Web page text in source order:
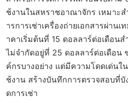
ช้งานในสหราชอาณาจักร เหมาะ
ารการเช่าเครื่องถ่ายเอกสารผ่านเ
าคาเริ่มต้นที่ 15 ดอลลาร์ต่อเดือน
ไม่จำกัดอยู่ที่ 25 ดอลลาร์ต่อเดือน
ค์กรบางอย่าง แต่มีความโดดเด่นใ
ช้งาน สร้างบันทึกการตรวจสอบที่
ดการเช่า